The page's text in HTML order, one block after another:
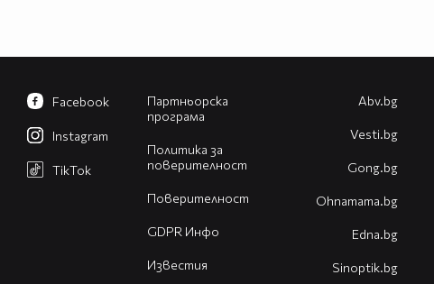
Партньорска
програма
Политика за
поверителност
Поверителност
GDPR Инфо
Известия
Facebook
Instagram
TikTok
Abv.bg
Vesti.bg
Gong.bg
Оhnamama.bg
Edna.bg
Sinoptik.bg